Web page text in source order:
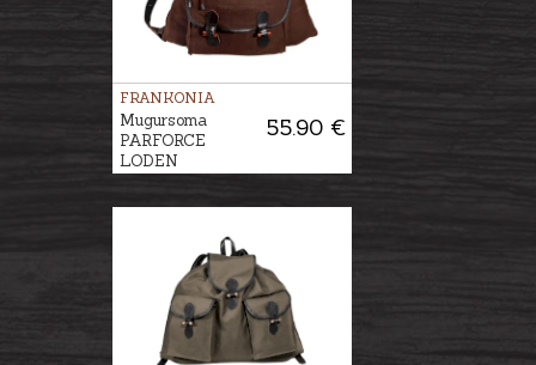
FRANKONIA
55.90 €
Mugursoma
PARFORCE
LODEN